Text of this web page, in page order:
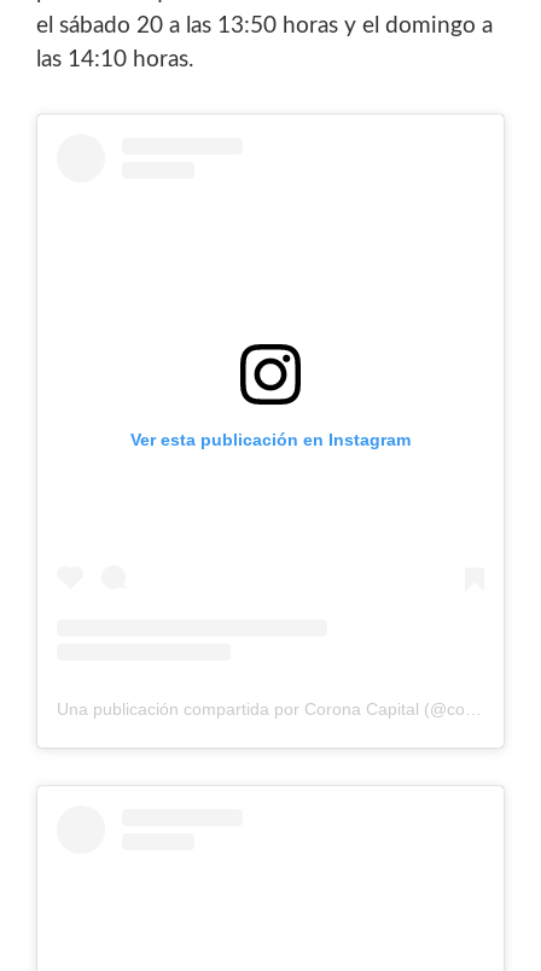
el sábado 20 a las 13:50 horas y el domingo a
las 14:10 horas.
Ver esta publicación en Instagram